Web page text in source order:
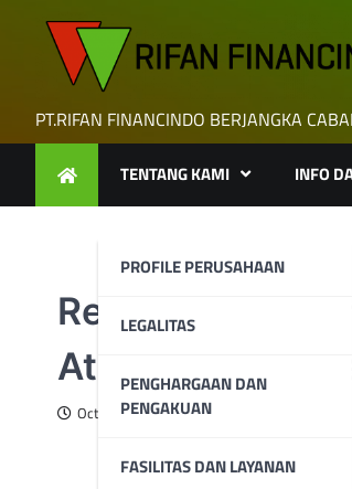
PT.RIFAN FINANCINDO BERJANGKA
TENTANG KAMI
PROFILE PERUSAHAAN
LEGALITAS
PENGHARGAAN DAN
PENGAKUAN
FASILITAS DAN LAYANAN
INFO
Rekomendasi
Atas $1,970
October 25, 2023